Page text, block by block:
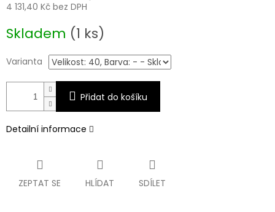
4 131,40 Kč bez DPH
cena:
Skladem (1 ks)
Varianta
Přidat do košíku
Detailní informace
ZEPTAT SE HLÍDAT SDÍLET